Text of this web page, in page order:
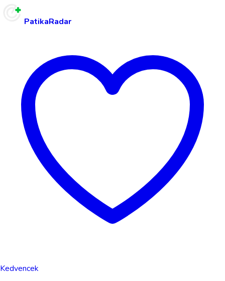
PatikaRadar
Kedvencek